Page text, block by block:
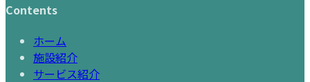
Contents
ホーム
施設紹介
サービス紹介